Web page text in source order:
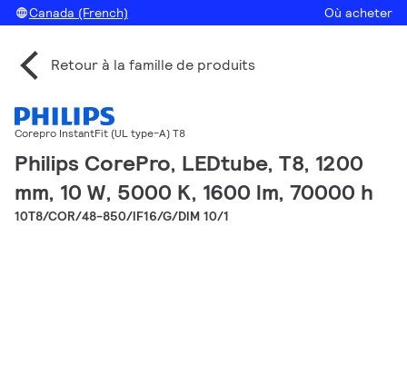
Canada (French) Où acheter
Retour à la famille de produits
Corepro InstantFit (UL type-A) T8
Philips CorePro, LEDtube, T8, 1200
mm, 10 W, 5000 K, 1600 lm, 70000 h
10T8/COR/48-850/IF16/G/DIM 10/1